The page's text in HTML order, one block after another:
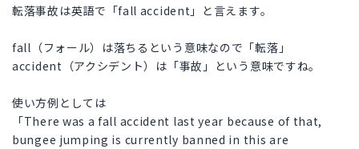
転落事故は英語で「fall accident」と言えます。
fall（フォール）は落ちるという意味なので「転落」
accident（アクシデント）は「事故」という意味ですね。
使い方例としては
「There was a fall accident last year because of that,
bungee jumping is currently banned in this are